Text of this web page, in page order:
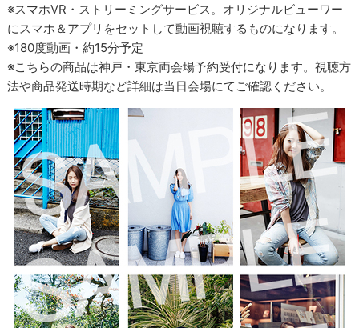
※スマホVR・ストリーミングサービス。オリジナルビューワー
にスマホ＆アプリをセットして動画視聴するものになります。
※180度動画・約15分予定
※こちらの商品は神戸・東京両会場予約受付になります。視聴方
法や商品発送時期など詳細は当日会場にてご確認ください。